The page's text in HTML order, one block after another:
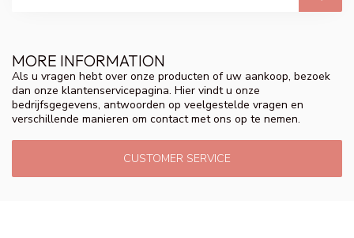
MORE INFORMATION
Als u vragen hebt over onze producten of uw aankoop, bezoek
dan onze klantenservicepagina. Hier vindt u onze
bedrijfsgegevens, antwoorden op veelgestelde vragen en
verschillende manieren om contact met ons op te nemen.
CUSTOMER SERVICE